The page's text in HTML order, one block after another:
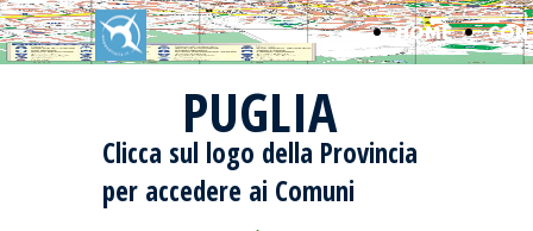
HOME
PUGLIA
Clicca sul logo della Provincia
per accedere ai Comuni